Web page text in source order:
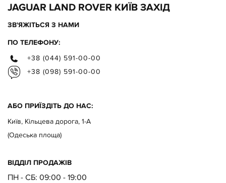
JAGUAR LAND ROVER КИЇВ ЗАХІД
ЗВ'ЯЖІТЬСЯ З НАМИ
ПО ТЕЛЕФОНУ:
+38 (044) 591-00-00
+38 (098) 591-00-00
АБО ПРИЇЗДІТЬ ДО НАС:
Київ, Кільцева дорога, 1-А
(Одеська площа)
ВІДДІЛ ПРОДАЖІВ
ПН - СБ: 09:00 - 19:00